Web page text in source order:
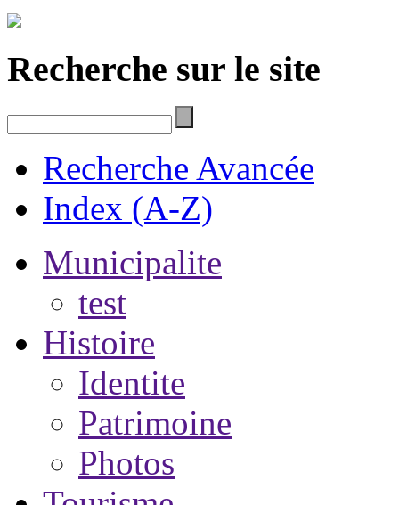
Recherche sur le site
Recherche Avancée
Index (A-Z)
Municipalite
test
Histoire
Identite
Patrimoine
Photos